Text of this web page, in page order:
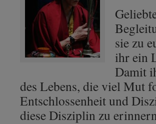
sie zu
ihr ein
Damit
des Lebens, die viel Mut
Entschlossenheit und
diese Disziplin zu